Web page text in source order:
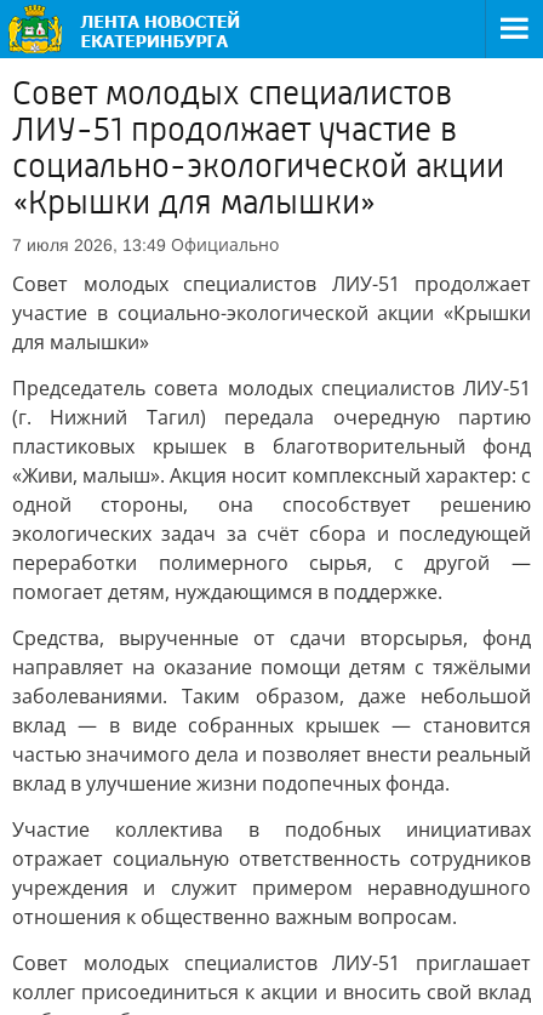
Совет молодых специалистов
ЛИУ-51 продолжает участие в
социально-экологической акции
«Крышки для малышки»
7 июля 2026, 13:49 Официально
Совет молодых специалистов ЛИУ-51 продолжает
участие в социально-экологической акции «Крышки
для малышки»
Председатель совета молодых специалистов ЛИУ-51
(г. Нижний Тагил) передала очередную партию
пластиковых крышек в благотворительный фонд
«Живи, малыш». Акция носит комплексный характер: с
одной стороны, она способствует решению
экологических задач за счёт сбора и последующей
переработки полимерного сырья, с другой —
помогает детям, нуждающимся в поддержке.
Средства, вырученные от сдачи вторсырья, фонд
направляет на оказание помощи детям с тяжёлыми
заболеваниями. Таким образом, даже небольшой
вклад — в виде собранных крышек — становится
частью значимого дела и позволяет внести реальный
вклад в улучшение жизни подопечных фонда.
Участие коллектива в подобных инициативах
отражает социальную ответственность сотрудников
учреждения и служит примером неравнодушного
отношения к общественно важным вопросам.
Совет молодых специалистов ЛИУ-51 приглашает
коллег присоединиться к акции и вносить свой вклад